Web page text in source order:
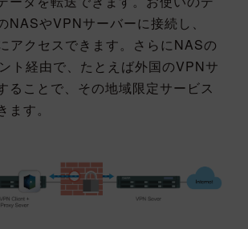
NASやVPNサーバーに接続し、
アクセスできます。さらにNASの
ト経由で、たとえば外国のVPNサ
ることで、その地域限定サービス
す。